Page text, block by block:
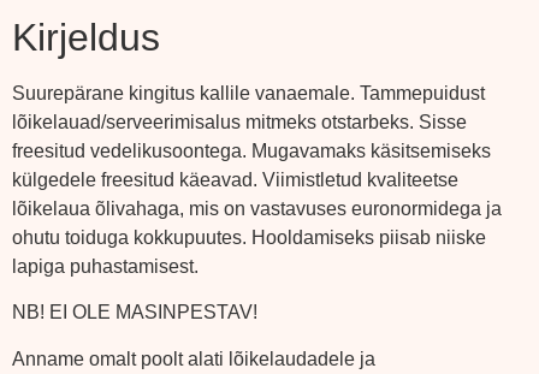
Kirjeldus
Suurepärane kingitus kallile vanaemale. Tammepuidust
lõikelauad/serveerimisalus mitmeks otstarbeks. Sisse
freesitud vedelikusoontega. Mugavamaks käsitsemiseks
külgedele freesitud käeavad. Viimistletud kvaliteetse
lõikelaua õlivahaga, mis on vastavuses euronormidega ja
ohutu toiduga kokkupuutes. Hooldamiseks piisab niiske
lapiga puhastamisest.
NB! EI OLE MASINPESTAV!
Anname omalt poolt alati lõikelaudadele ja